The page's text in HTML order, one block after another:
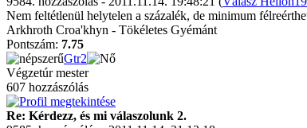
Nem feltétlenül helytelen a százalék, de minimum
Arkhroth Croa'khyn - Tökéletes Gyémánt
Pontszám: 7.75
Gtr2
Végzetúr mester
607 hozzászólás
Re: Kérdezz, és mi válaszolunk 2.